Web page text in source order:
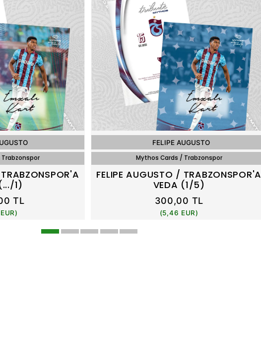
1)
TL
FELIPE AUGUSTO
Mythos Cards / Trabzonspor
FELIPE AUGUSTO / TRABZONSPOR'A
VEDA (1/5)
300,00 TL
(5,46 EUR)